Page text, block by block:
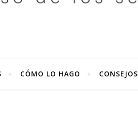
CÓMO LO HAGO CONSEJOS